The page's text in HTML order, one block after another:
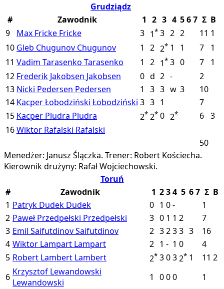
Grudziądz
#
Zawodnik 1 2 3 4 567 Σ B
9
Max Fricke Fricke 3 1* 3 2 2 11 1
10 Gleb Chugunov Chugunov 1 2 2* 1 1 7
1
11 Vadim Tarasenko Tarasenko 1 2 1* 3 0 7
1
12 Frederik Jakobsen Jakobsen 0 d 2 -
2
13 Nicki Pedersen Pedersen 1 3 3 w 3
10
14 Kacper Łobodziński Łobodziński 3 3 1
7
15 Kacper Pludra Pludra 2* 2* 0 2* 6 3
16Wiktor Rafalski Rafalski
50
Menedżer: Janusz Ślączka. Trener: Robert Kościecha.
Kierownik drużyny: Rafał Wojciechowski.
Toruń
#
Zawodnik 1 234 5 67 Σ B
1 Patryk Dudek Dudek 0 1 0-
1
2 Paweł Przedpełski Przedpełski 3 0 1 1 2
7
3 Emil SaifutdinovSaifutdinov 2 3233 3
16
4 Wiktor Lampart Lampart 2 1 - 1 0
4
5 Robert Lambert Lambert 2* 3032* 1 11 2
6 Krzysztof Lewandowski
Lewandowski
1 000
1